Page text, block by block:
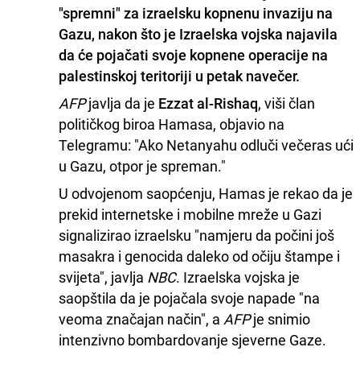
"spremni" za izraelsku kopnenu invaziju na
Gazu, nakon što je Izraelska vojska najavila
da će pojačati svoje kopnene operacije na
palestinskoj teritoriji u petak navečer.
AFPjavlja da je Ezzat al-Rishaq, viši član
političkog biroa Hamasa, objavio na
Telegramu: "Ako Netanyahu odluči večeras ući
u Gazu, otpor je spreman."
U odvojenom saopćenju, Hamas je rekao da je
prekid internetske i mobilne mreže u Gazi
signalizirao izraelsku "namjeru da počini još
masakra i genocida daleko od očiju štampe i
svijeta", javlja NBC. Izraelska vojska je
saopštila da je pojačala svoje napade "na
veoma značajan način", a AFPje snimio
intenzivno bombardovanje sjeverne Gaze.